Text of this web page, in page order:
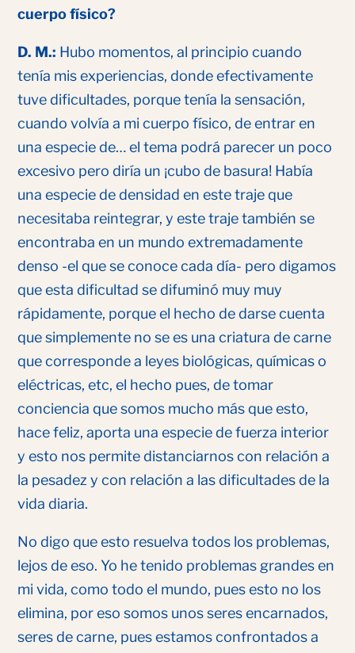
cuerpo físico?
D. M.: Hubo momentos, al principio cuando
tenía mis experiencias, donde efectivamente
tuve dificultades, porque tenía la sensación,
cuando volvía a mi cuerpo físico, de entrar en
una especie de… el tema podrá parecer un poco
excesivo pero diría un ¡cubo de basura! Había
una especie de densidad en este traje que
necesitaba reintegrar, y este traje también se
encontraba en un mundo extremadamente
denso -el que se conoce cada día- pero digamos
que esta dificultad se difuminó muy muy
rápidamente, porque el hecho de darse cuenta
que simplemente no se es una criatura de carne
que corresponde a leyes biológicas, químicas o
eléctricas, etc, el hecho pues, de tomar
conciencia que somos mucho más que esto,
hace feliz, aporta una especie de fuerza interior
y esto nos permite distanciarnos con relación a
la pesadez y con relación a las dificultades de la
vida diaria.
No digo que esto resuelva todos los problemas,
lejos de eso. Yo he tenido problemas grandes en
mi vida, como todo el mundo, pues esto no los
elimina, por eso somos unos seres encarnados,
seres de carne, pues estamos confrontados a